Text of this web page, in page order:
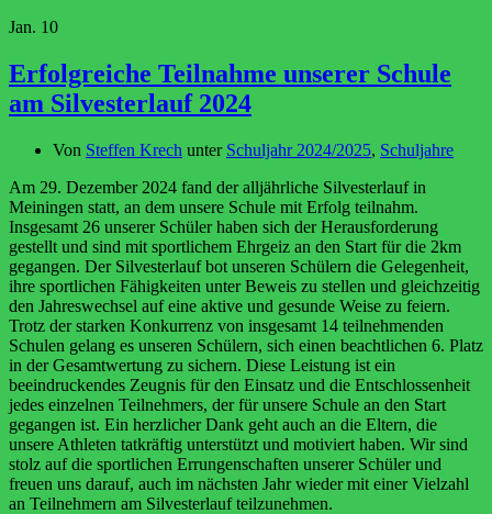
Jan. 10
Erfolgreiche Teilnahme unserer Schule
am Silvesterlauf 2024
Von Steffen Krech unter Schuljahr 2024/2025, Schuljahre
Am 29. Dezember 2024 fand der alljährliche Silvesterlauf in
Meiningen statt, an dem unsere Schule mit Erfolg teilnahm.
Insgesamt 26 unserer Schüler haben sich der Herausforderung
gestellt und sind mit sportlichem Ehrgeiz an den Start für die 2km
gegangen. Der Silvesterlauf bot unseren Schülern die Gelegenheit,
ihre sportlichen Fähigkeiten unter Beweis zu stellen und gleichzeitig
den Jahreswechsel auf eine aktive und gesunde Weise zu feiern.
Trotz der starken Konkurrenz von insgesamt 14 teilnehmenden
Schulen gelang es unseren Schülern, sich einen beachtlichen 6. Platz
in der Gesamtwertung zu sichern. Diese Leistung ist ein
beeindruckendes Zeugnis für den Einsatz und die Entschlossenheit
jedes einzelnen Teilnehmers, der für unsere Schule an den Start
gegangen ist. Ein herzlicher Dank geht auch an die Eltern, die
unsere Athleten tatkräftig unterstützt und motiviert haben. Wir sind
stolz auf die sportlichen Errungenschaften unserer Schüler und
freuen uns darauf, auch im nächsten Jahr wieder mit einer Vielzahl
an Teilnehmern am Silvesterlauf teilzunehmen.